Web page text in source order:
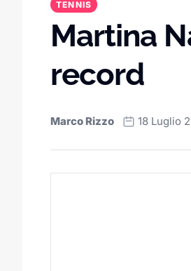
TENNIS
Martina
record
Marco Rizzo 18 Luglio